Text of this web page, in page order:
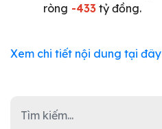
ròng -433 tỷ đồng.
Xem chi tiết nội dung tại đây